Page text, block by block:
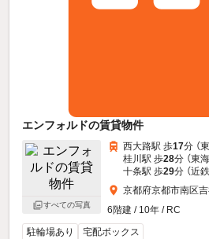
エンフォルドの賃貸物件
すべての写真
西大路駅 歩17分 （
桂川駅 歩28分 （東
十条駅 歩29分 （近
京都府京都市南区
6階建 / 10年 / RC
駐輪場あり
宅配ボックス